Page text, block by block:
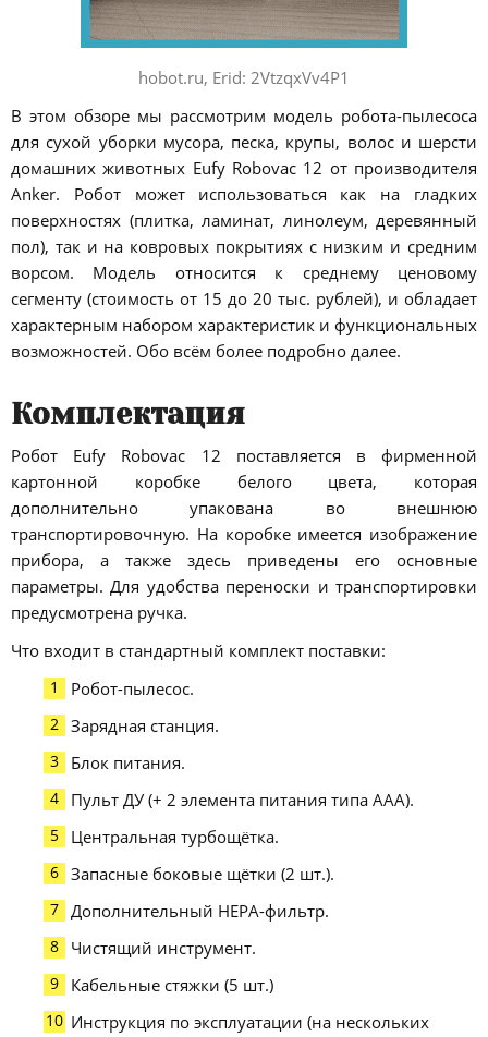
hobot.ru, Erid: 2VtzqxVv4P1
В этом обзоре мы рассмотрим модель робота-пылесоса
для сухой уборки мусора, песка, крупы, волос и шерсти
домашних животных Eufy Robovac 12 от производителя
Anker. Робот может использоваться как на гладких
поверхностях (плитка, ламинат, линолеум, деревянный
пол), так и на ковровых покрытиях с низким и средним
ворсом. Модель относится к среднему ценовому
сегменту (стоимость от 15 до 20 тыс. рублей), и обладает
характерным набором характеристик и функциональных
возможностей. Обо всём более подробно далее.
Комплектация
Робот Eufy Robovac 12 поставляется в фирменной
картонной коробке белого цвета, которая
дополнительно упакована во внешнюю
транспортировочную. На коробке имеется изображение
прибора, а также здесь приведены его основные
параметры. Для удобства переноски и транспортировки
предусмотрена ручка.
Что входит в стандартный комплект поставки:
Робот-пылесос.
Зарядная станция.
Блок питания.
Пульт ДУ (+ 2 элемента питания типа AAA).
Центральная турбощётка.
Запасные боковые щётки (2 шт.).
Дополнительный HEPA-фильтр.
Чистящий инструмент.
Кабельные стяжки (5 шт.)
Инструкция по эксплуатации (на нескольких